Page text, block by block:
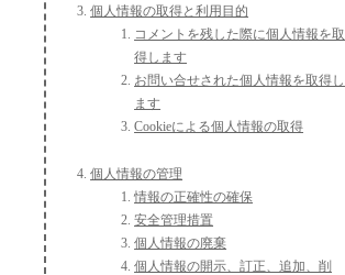
個人情報の取得と利用目的
コメントを残した際に個人情報を取
得します
お問い合せされた個人情報を取得し
ます
Cookieによる個人情報の取得
個人情報の管理
情報の正確性の確保
安全管理措置
個人情報の廃棄
個人情報の開示、訂正、追加、削